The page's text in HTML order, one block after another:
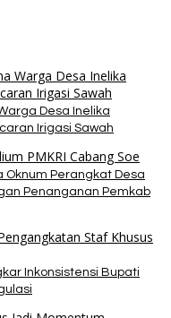
Desa Inelika
Irigasi Sawah
Oknum Perangkat Desa
Penanganan Pemkab
Inkonsistensi Bupati